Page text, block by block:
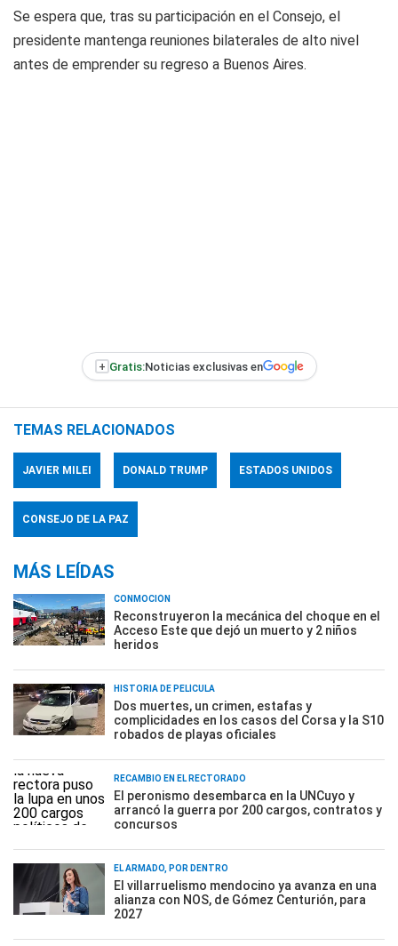
Se espera que, tras su participación en el Consejo, el
presidente mantenga reuniones bilaterales de alto nivel
antes de emprender su regreso a Buenos Aires.
+ Gratis:Noticias exclusivas en
TEMAS RELACIONADOS
JAVIER MILEI DONALD TRUMP ESTADOS UNIDOS
CONSEJO DE LA PAZ
MÁS LEÍDAS
CONMOCIÓN
Reconstruyeron la mecánica del choque en el
Acceso Este que dejó un muerto y 2 niños
heridos
HISTORIA DE PELÍCULA
Dos muertes, un crimen, estafas y
complicidades en los casos del Corsa y la S10
robados de playas oficiales
RECAMBIO EN EL RECTORADO
El peronismo desembarca en la UNCuyo y
arrancó la guerra por 200 cargos, contratos y
concursos
EL ARMADO, POR DENTRO
El villarruelismo mendocino ya avanza en una
alianza con NOS, de Gómez Centurión, para
2027